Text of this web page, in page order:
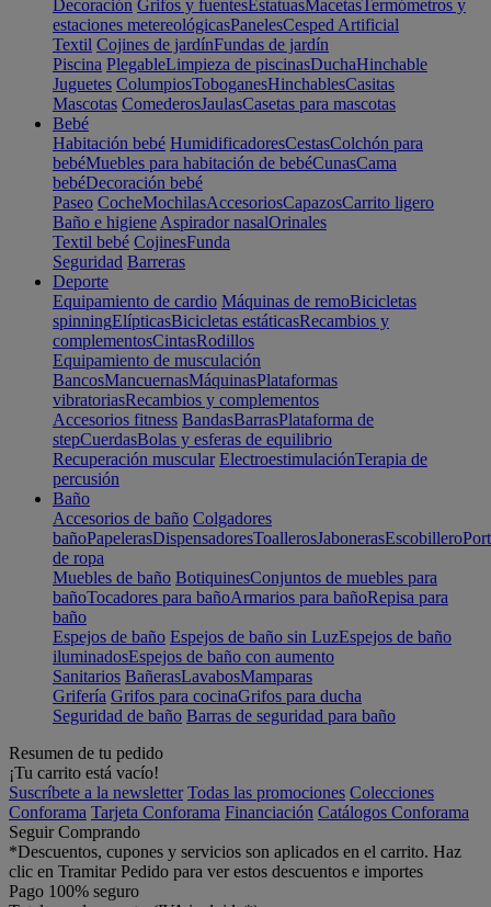
Decoración Grifos y fuentesEstatuasMacetasTermómetros y
estaciones metereológicasPanelesCesped Artificial
Textil Cojines de jardínFundas de jardín
Piscina PlegableLimpieza de piscinasDuchaHinchable
Juguetes ColumpiosToboganesHinchablesCasitas
Mascotas ComederosJaulasCasetas para mascotas
Bebé
Habitación bebé HumidificadoresCestasColchón para
bebéMuebles para habitación de bebéCunasCama
bebéDecoración bebé
Paseo CocheMochilasAccesoriosCapazosCarrito ligero
Baño e higiene Aspirador nasalOrinales
Textil bebé CojinesFunda
Seguridad Barreras
Deporte
Equipamiento de cardio Máquinas de remoBicicletas
spinningElípticasBicicletas estáticasRecambios y
complementosCintasRodillos
Equipamiento de musculación
BancosMancuernasMáquinasPlataformas
vibratoriasRecambios y complementos
Accesorios fitness BandasBarrasPlataforma de
stepCuerdasBolas y esferas de equilibrio
Recuperación muscular ElectroestimulaciónTerapia de
percusión
Baño
Accesorios de baño Colgadores
bañoPapelerasDispensadoresToallerosJabonerasEscobillero
de ropa
Muebles de baño BotiquinesConjuntos de muebles para
bañoTocadores para bañoArmarios para bañoRepisa para
baño
Espejos de baño Espejos de baño sin LuzEspejos de baño
iluminadosEspejos de baño con aumento
Sanitarios BañerasLavabosMamparas
Grifería Grifos para cocinaGrifos para ducha
Seguridad de baño Barras de seguridad para baño
Resumen de tu pedido
¡Tu carrito está vacío!
Suscríbete a la newsletter Todas las promociones Colecciones
Conforama Tarjeta Conforama Financiación Catálogos Conforama
Seguir Comprando
*Descuentos, cupones y servicios son aplicados en el carrito. Haz
clic en Tramitar Pedido para ver estos descuentos e importes
Pago 100% seguro